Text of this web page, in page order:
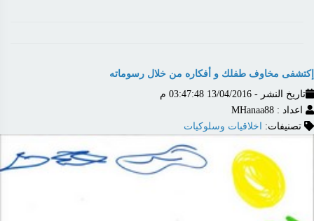
إكتشفى مخاوف طفلك و أفكاره من خلال رسوماته
تاريخ النشر - 13/04/2016 03:47:48 م
اعداد : MHanaa88
تصنيفات: اخلاقيات وسلوكيات